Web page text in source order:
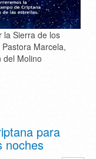
la Sierra de los
Marcela,
del Molino
para
noches